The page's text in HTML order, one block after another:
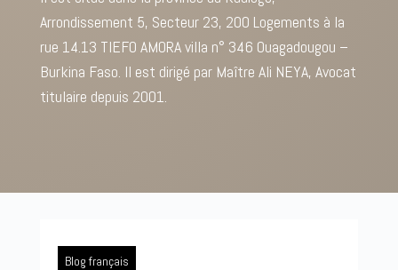
Arrondissement 5, Secteur 23, 200 Logements à la
rue 14.13 TIEFO AMORA villa n° 346 Ouagadougou –
Burkina Faso. Il est dirigé par Maître Ali NEYA, Avocat
titulaire depuis 2001.
Blog français